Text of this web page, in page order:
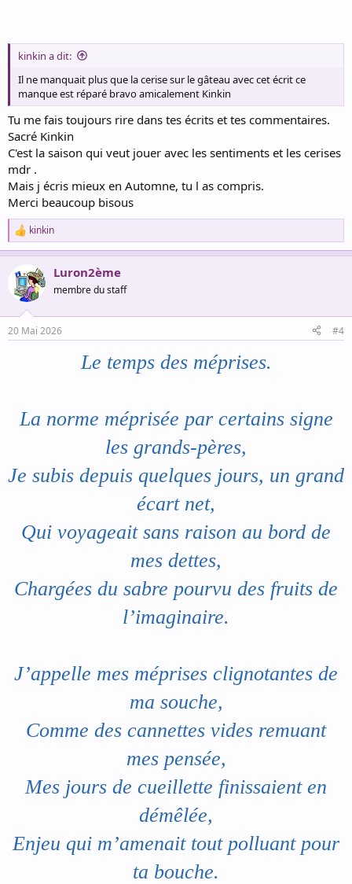
kinkin a dit:
Il ne manquait plus que la cerise sur le gâteau avec cet écrit ce
manque est réparé bravo amicalement Kinkin
Tu me fais toujours rire dans tes écrits et tes commentaires.
Sacré Kinkin
C'est la saison qui veut jouer avec les sentiments et les cerises
mdr .
Mais j écris mieux en Automne, tu l as compris.
Merci beaucoup bisous
R
e
a
c
t
i
s
kinkin
Luron2ème
membre du staff
20 Mai 2026 #4
Le temps des méprises.
La norme méprisée par certains signe
les grands-pères,
Je subis depuis quelques jours, un grand
écart net,
Qui voyageait sans raison au bord de
mes dettes,
Chargées du sabre pourvu des fruits de
l’imaginaire.
J’appelle mes méprises clignotantes de
ma souche,
Comme des cannettes vides remuant
mes pensée,
Mes jours de cueillette finissaient en
démêlée,
Enjeu qui m’amenait tout polluant pour
ta bouche.